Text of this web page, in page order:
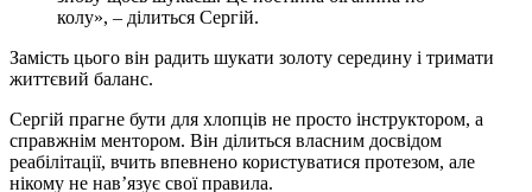
колу», – ділиться Сергій.
Замість цього він радить шукати золоту середину і тримати
життєвий баланс.
Сергій прагне бути для хлопців не просто інструктором, а
справжнім ментором. Він ділиться власним досвідом
реабілітації, вчить впевнено користуватися протезом, але
нікому не нав’язує свої правила.